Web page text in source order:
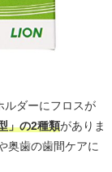
ルダーにフロスが
」の2種類がありま
奥歯の歯間ケアに